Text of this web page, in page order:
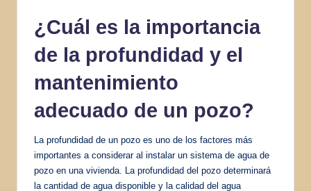
¿Cuál es la importancia
de la profundidad y el
mantenimiento
adecuado de un pozo?
La profundidad de un pozo es uno de los factores más
importantes a considerar al instalar un sistema de agua de
pozo en una vivienda. La profundidad del pozo determinará
la cantidad de agua disponible y la calidad del agua